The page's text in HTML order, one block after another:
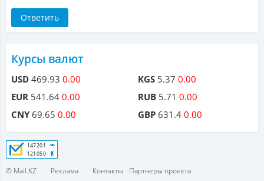
Курсы валют
USD 469.93 0.00
EUR 541.64 0.00
CNY69.65 0.00
KGS 5.37 0.00
RUB 5.71 0.00
GBP 631.4 0.00
© Mail.KZ Реклама Контакты Партнеры проекта